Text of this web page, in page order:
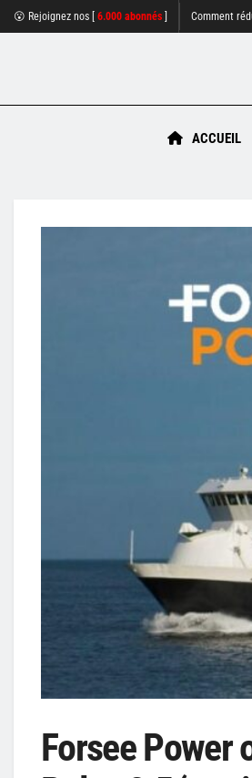
😮 Rejoignez nos [ 6.000 abonnés Comment
ACCUEIL
Forsee Power